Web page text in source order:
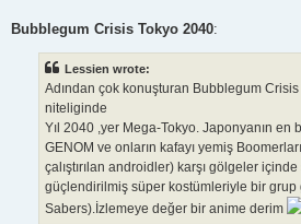
Bubblegum Crisis Tokyo 2040:
Lessien wrote:
Adından çok konuşturan Bubblegum Crisis
niteliginde
Yıl 2040 ,yer Mega-Tokyo. Japonyanın en
GENOM ve onların kafayı yemiş
çalıştırılan androidler) karşı gölgeler
güçlendirilmiş süper kostümleriyle bir grup
Sabers).İzlemeye değer bir anime derim